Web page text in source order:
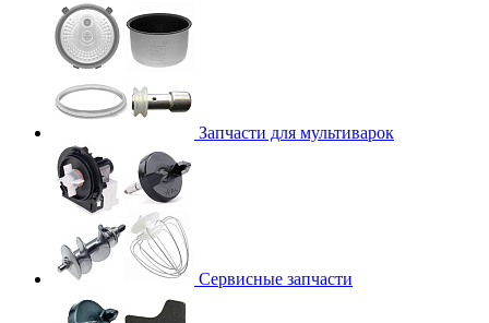
Запчасти для мультиварок
Сервисные запчасти